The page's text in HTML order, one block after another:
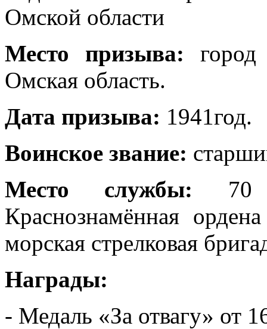
Омской области
Место призыва:
Омская область.
Дата призыва: 1941год.
Воинское звание:
Место службы: 70
Краснознамённая
морская стрелковая
Награды:
- Медаль «За отвагу» от